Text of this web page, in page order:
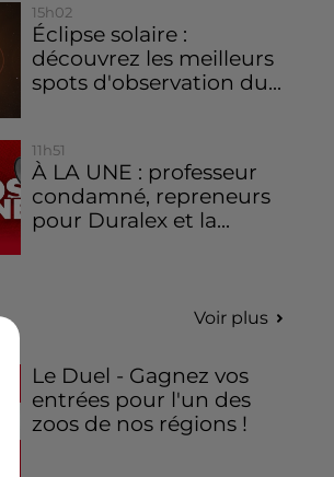
15h02
Éclipse solaire :
découvrez les meilleurs
spots d'observation du...
11h51
À LA UNE : professeur
condamné, repreneurs
pour Duralex et la...
Voir plus
Le Duel - Gagnez vos
entrées pour l'un des
zoos de nos régions !